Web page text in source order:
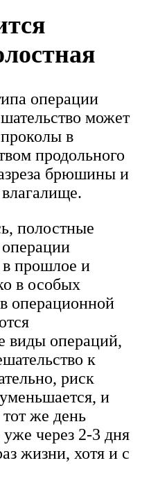
операции
может
в
продольного
брюшины и
влагалище.
полостные
в прошлое и
в особых
операционной
виды операций,
к
риск
и
же день
через 2-3 дня
жизни, хотя и с